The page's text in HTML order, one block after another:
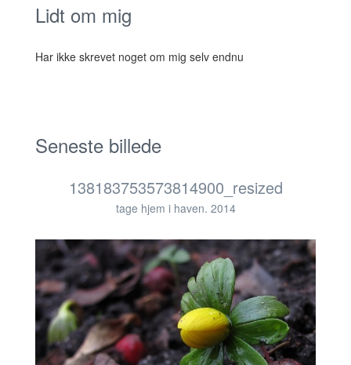
Lidt om mig
Har ikke skrevet noget om mig selv endnu
Seneste billede
138183753573814900_resized
tage hjem i haven. 2014